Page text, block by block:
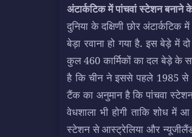
अंटार्कटिक में पांचवां स्टेशन बनाने
दुनिया के दक्षिणी छोर
बेड़ा रवाना हो गया है. इस बेड़े में
कुल 460 कार्मिकों का दल बेड़े के
है कि चीन ने इससे पहले 1985 से
टैंक का अनुमान है कि पांचवा
वेधशाला भी होगी ताकि शोध में
स्टेशन से आस्ट्रेलिया और न्यूजीलैंड